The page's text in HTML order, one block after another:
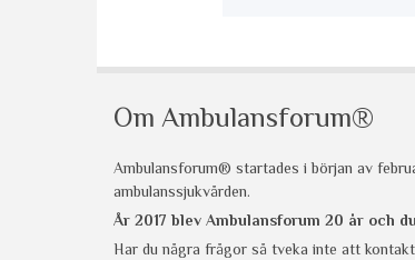
Om Ambulansforum®
Ambulansforum® startades i början av
ambulanssjukvården.
År 2017 blev Ambulansforum 20 år och
Har du några frågor så tveka inte att